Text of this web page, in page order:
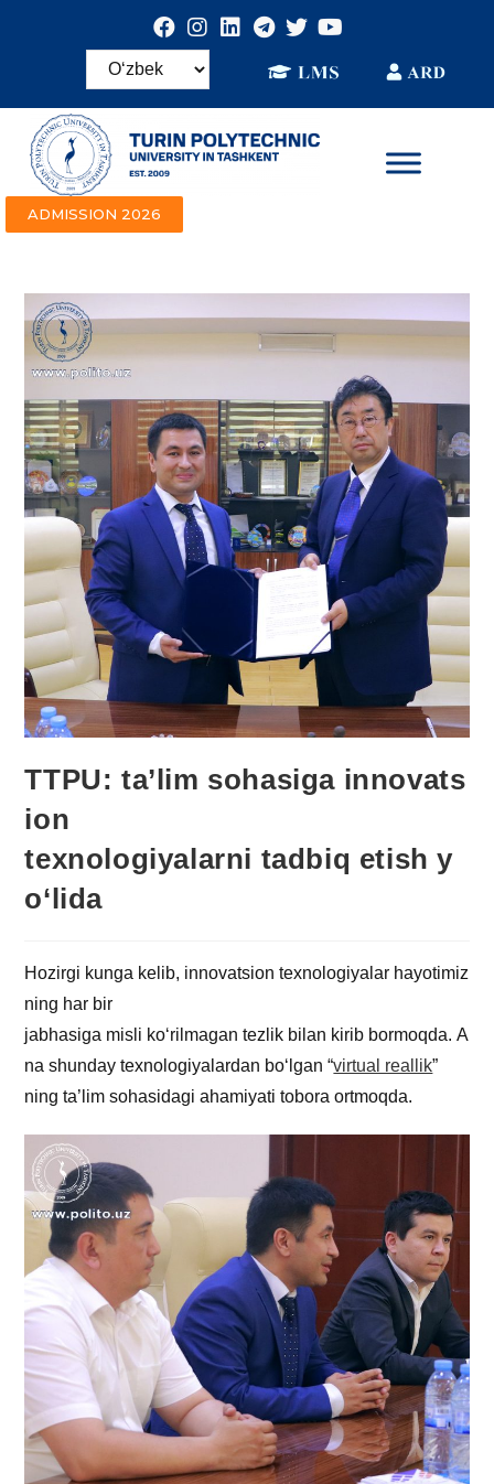
ADMISSION 2026
TTPU: ta’lim sohasiga innovats
ion
texnologiyalarni tadbiq etish y
o‘lida
Hozirgi kunga kelib, innovatsion texnologiyalar hayotimiz
ning har bir
jabhasiga misli ko‘rilmagan tezlik bilan kirib bormoqda. A
na shunday texnologiyalardan bo‘lgan “virtual reallik”
ning ta’lim sohasidagi ahamiyati tobora ortmoqda.